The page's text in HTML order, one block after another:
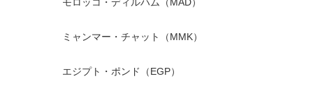
ミャンマー・チャット（MMK）
エジプト・ポンド（EGP）